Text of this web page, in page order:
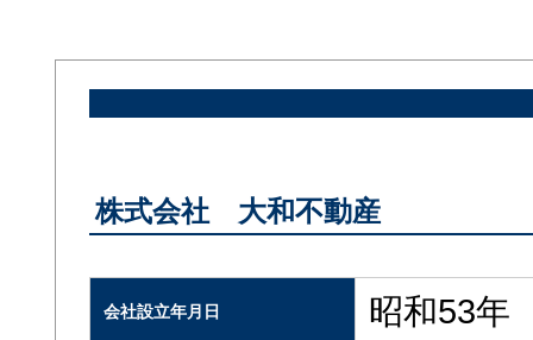
株式会社 大和不動産
会社設立年月日 昭和53